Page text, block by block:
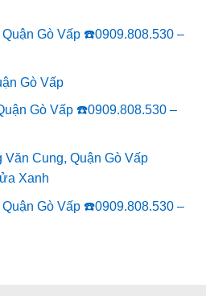
Gò Vấp ☎️0909.808.530 –
Gò Vấp
Gò Vấp ☎️0909.808.530 –
Cung, Quận Gò Vấp
Xanh
Gò Vấp ☎️0909.808.530 –